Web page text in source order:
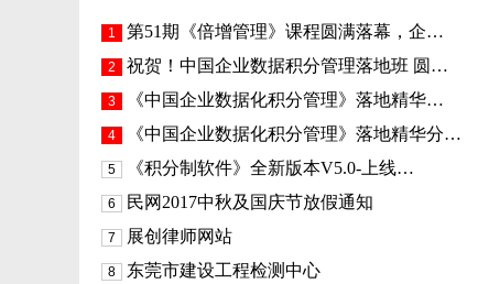
1 第51期《倍增管理》课程圆满落幕，企…
2 祝贺！中国企业数据积分管理落地班 圆…
3 《​中国企业数据化积分管理》落地精华…
4 《中国企业数据化积分管理》落地精华分…
5 《积分制软件》全新版本V5.0-上线…
6 民网2017中秋及国庆节放假通知
7 展创律师网站
8 东莞市建设工程检测中心